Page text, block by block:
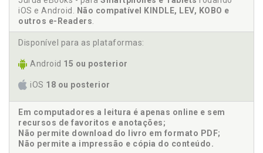
D
em uma debilidade, p. 31
Down. Síndrome de Down: nada nos limita, p. 39
Fragilidade. Síndrome X frágil, p. 71
G
iOS e Android. Não compatível KINDLE, LEV, KOBO e
outros e-Readers.
Disponível para as plataformas:
Android 15 ou posterior
iOS 18 ou posterior
Em computadores a leitura é apenas online e sem
recursos de favoritos e anotações;
Não permite download do livro em formato PDF;
Não permite a impressão e cópia do conteúdo.